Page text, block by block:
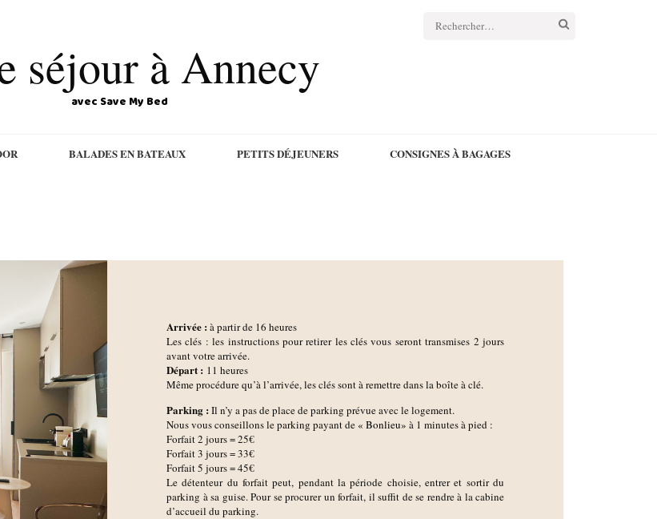
séjour à Annecy
avec Save My Bed
BALADES EN BATEAUX PETITS DÉJEUNERS CONSIGNES À BAGAGES
Arrivée : à partir de 16 heures
Les clés : les instructions pour retirer les clés vous seront transmises 2 jours
avant votre arrivée.
Départ : 11 heures
Même procédure qu’à l’arrivée, les clés sont à remettre dans la boîte à clé.
Parking : Il n’y a pas de place de parking prévue avec le logement.
Nous vous conseillons le parking payant de « Bonlieu» à 1 minutes à pied :
Forfait 2 jours = 25€
Forfait 3 jours = 33€
Forfait 5 jours = 45€
Le détenteur du forfait peut, pendant la période choisie, entrer et sortir du
parking à sa guise. Pour se procurer un forfait, il suffit de se rendre à la cabine
d’accueil du parking.